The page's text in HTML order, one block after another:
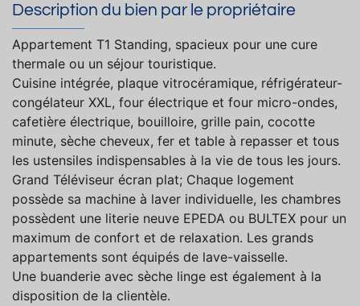
Description du bien par le propriétaire
Appartement T1 Standing, spacieux pour une cure
thermale ou un séjour touristique.
Cuisine intégrée, plaque vitrocéramique, réfrigérateur-
congélateur XXL, four électrique et four micro-ondes,
cafetière électrique, bouilloire, grille pain, cocotte
minute, sèche cheveux, fer et table à repasser et tous
les ustensiles indispensables à la vie de tous les jours.
Grand Téléviseur écran plat; Chaque logement
possède sa machine à laver individuelle, les chambres
possèdent une literie neuve EPEDA ou BULTEX pour un
maximum de confort et de relaxation. Les grands
appartements sont équipés de lave-vaisselle.
Une buanderie avec sèche linge est également à la
disposition de la clientèle.